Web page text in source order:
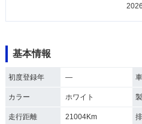
基本情報
初度登録年 ―
カラー ホワイト
走行距離 21004Km